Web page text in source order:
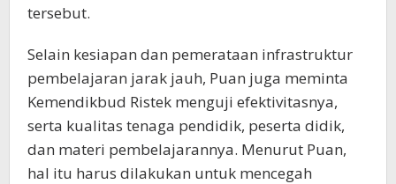
tersebut.
Selain kesiapan dan pemerataan infrastruktur
pembelajaran jarak jauh, Puan juga meminta
Kemendikbud Ristek menguji efektivitasnya,
serta kualitas tenaga pendidik, peserta didik,
dan materi pembelajarannya. Menurut Puan,
hal itu harus dilakukan untuk mencegah